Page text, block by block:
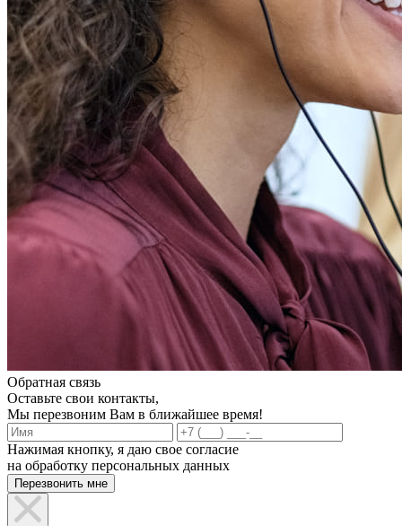
Обратная связь
Оставьте свои контакты,
Мы перезвоним Вам в ближайшее время!
Нажимая кнопку, я даю свое согласие
на обработку персональных данных